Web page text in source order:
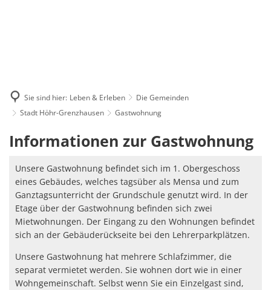
Sie sind hier: Leben & Erleben
Die Gemeinden
Stadt Höhr-Grenzhausen
Gastwohnung
Gastwohnung
Informationen zur Gastwohnung
Unsere Gastwohnung befindet sich im 1. Obergeschoss
eines Gebäudes, welches tagsüber als Mensa und zum
Ganztagsunterricht der Grundschule genutzt wird. In der
Etage über der Gastwohnung befinden sich zwei
Mietwohnungen. Der Eingang zu den Wohnungen befindet
sich an der Gebäuderückseite bei den Lehrerparkplätzen.
Unsere Gastwohnung hat mehrere Schlafzimmer, die
separat vermietet werden. Sie wohnen dort wie in einer
Wohngemeinschaft. Selbst wenn Sie ein Einzelgast sind,